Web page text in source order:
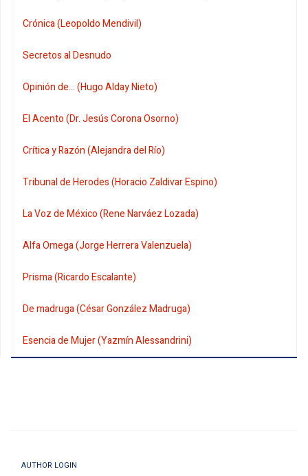
Crónica (Leopoldo Mendivil)
Secretos al Desnudo
Opinión de... (Hugo Alday Nieto)
El Acento (Dr. Jesús Corona Osorno)
Crítica y Razón (Alejandra del Río)
Tribunal de Herodes (Horacio Zaldivar Espino)
La Voz de México (Rene Narváez Lozada)
Alfa Omega (Jorge Herrera Valenzuela)
Prisma (Ricardo Escalante)
De madruga (César González Madruga)
Esencia de Mujer (Yazmín Alessandrini)
AUTHOR LOGIN